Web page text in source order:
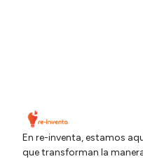
En re-inventa, estamos
que transforman la